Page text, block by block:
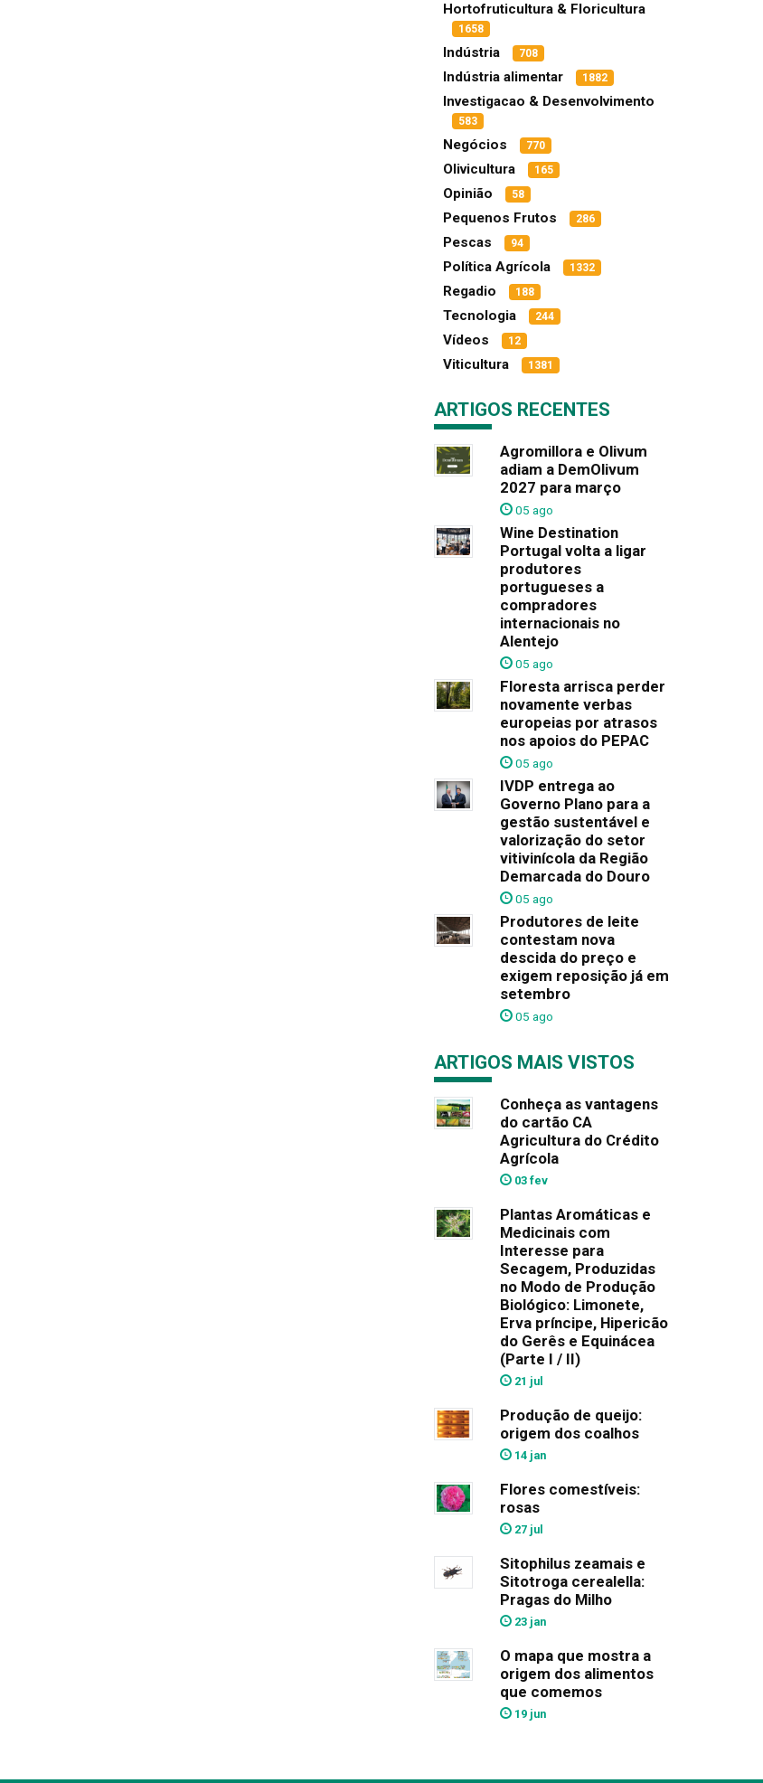
Hortofruticultura & Floricultura
1658
Indústria 708
Indústria alimentar 1882
Investigacao & Desenvolvimento
583
Negócios 770
Olivicultura 165
Opinião 58
Pequenos Frutos 286
Pescas 94
Política Agrícola 1332
Regadio 188
Tecnologia 244
Vídeos 12
Viticultura 1381
ARTIGOS RECENTES
Agromillora e Olivum
adiam a DemOlivum
2027 para março
05 ago
Wine Destination
Portugal volta a ligar
produtores
portugueses a
compradores
internacionais no
Alentejo
05 ago
Floresta arrisca perder
novamente verbas
europeias por atrasos
nos apoios do PEPAC
05 ago
IVDP entrega ao
Governo Plano para a
gestão sustentável e
valorização do setor
vitivinícola da Região
Demarcada do Douro
05 ago
Produtores de leite
contestam nova
descida do preço e
exigem reposição já em
setembro
05 ago
ARTIGOS MAIS VISTOS
Conheça as vantagens
do cartão CA
Agricultura do Crédito
Agrícola
03 fev
Plantas Aromáticas e
Medicinais com
Interesse para
Secagem, Produzidas
no Modo de Produção
Biológico: Limonete,
Erva príncipe, Hipericão
do Gerês e Equinácea
(Parte I / II)
21 jul
Produção de queijo:
origem dos coalhos
14 jan
Flores comestíveis:
rosas
27 jul
Sitophilus zeamais e
Sitotroga cerealella:
Pragas do Milho
23 jan
O mapa que mostra a
origem dos alimentos
que comemos
19 jun